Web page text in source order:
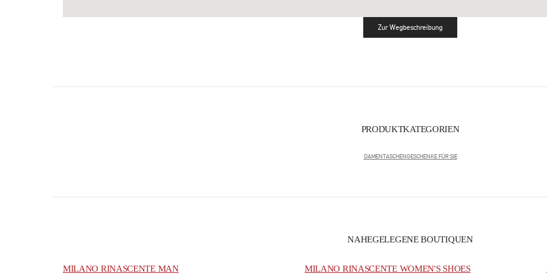
Zur WegbeschreibungLink Opens in New Tab
PRODUKTKATEGORIEN
DAMENTASCHENGESCHENKE FÜR SIE
NAHEGELEGENE BOUTIQUEN
MILANO RINASCENTE MAN MILANO RINASCENTE WOMEN'S SHOES